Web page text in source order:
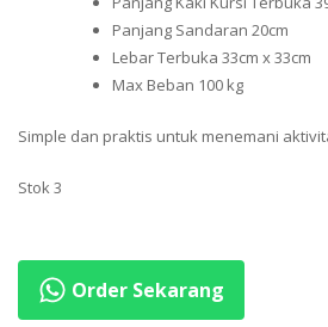
Panjang Sandaran 20cm
Lebar Terbuka 33cm x 33cm
Max Beban 100 kg
Simple dan praktis untuk menemani
Stok 3
Order Sekarang